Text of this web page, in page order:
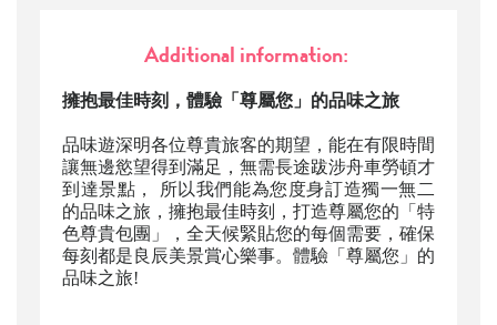
Additional information:
擁抱最佳時刻，體驗「尊屬您」的品味之旅
品味遊深明各位尊貴旅客的期望，能在有限時間
讓無邊慾望得到滿足，無需長途跋涉舟車勞頓才
到達景點， 所以我們能為您度身訂造獨一無二
的品味之旅，擁抱最佳時刻，打造尊屬您的「特
色尊貴包團」，全天候緊貼您的每個需要，確保
每刻都是良辰美景賞心樂事。體驗「尊屬您」的
品味之旅!